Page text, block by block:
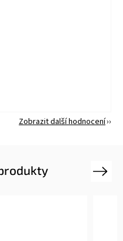
Zobrazit další hodnocení
Next